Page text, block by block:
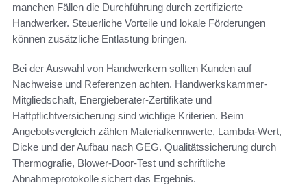
manchen Fällen die Durchführung durch zertifizierte
Handwerker. Steuerliche Vorteile und lokale Förderungen
können zusätzliche Entlastung bringen.
Bei der Auswahl von Handwerkern sollten Kunden auf
Nachweise und Referenzen achten. Handwerkskammer-
Mitgliedschaft, Energieberater-Zertifikate und
Haftpflichtversicherung sind wichtige Kriterien. Beim
Angebotsvergleich zählen Materialkennwerte, Lambda-Wert,
Dicke und der Aufbau nach GEG. Qualitätssicherung durch
Thermografie, Blower-Door-Test und schriftliche
Abnahmeprotokolle sichert das Ergebnis.